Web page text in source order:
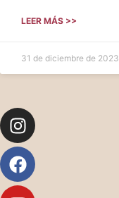
LEER MÁS >>
31 de diciembre de 2023